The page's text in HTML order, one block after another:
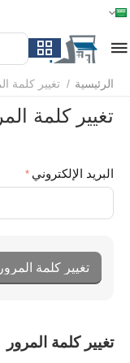
الرئيسية / تغيير كلمة
تغيير كلمة
البريد الإلكتروني
تغيير كلمة المرور
تغيير كلمة المرور
الرئيسية القائمة